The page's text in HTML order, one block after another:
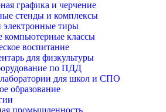
графика и черчение
стенды и комплексы
электронные тиры
классы
воспитание
для физкультуры
по ПДД
для школ и СПО
образование
промышленность